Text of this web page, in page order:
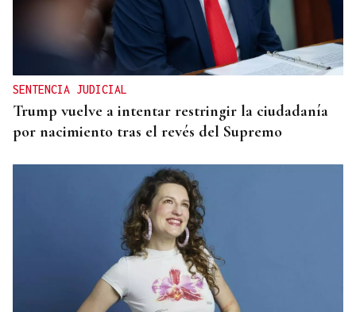
SENTENCIA JUDICIAL
Trump vuelve a intentar restringir la ciudadanía
por nacimiento tras el revés del Supremo